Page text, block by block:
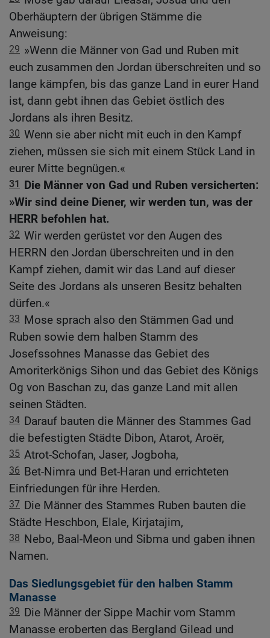
Oberhäuptern der übrigen Stämme die
Anweisung:
29 »Wenn die Männer von Gad und Ruben mit
euch zusammen den Jordan überschreiten und so
lange kämpfen, bis das ganze Land in eurer Hand
ist, dann gebt ihnen das Gebiet östlich des
Jordans als ihren Besitz.
30 Wenn sie aber nicht mit euch in den Kampf
ziehen, müssen sie sich mit einem Stück Land in
eurer Mitte begnügen.«
31
Die Männer von Gad und Ruben versicherten:
»Wir sind deine Diener, wir werden tun, was der
HERR befohlen hat.
32 Wir werden gerüstet vor den Augen des
HERRN den Jordan überschreiten und in den
Kampf ziehen, damit wir das Land auf dieser
Seite des Jordans als unseren Besitz behalten
dürfen.«
33 Mose sprach also den Stämmen Gad und
Ruben sowie dem halben Stamm des
Josefssohnes Manasse das Gebiet des
Amoriterkönigs Sihon und das Gebiet des Königs
Og von Baschan zu, das ganze Land mit allen
seinen Städten.
34 Darauf bauten die Männer des Stammes Gad
die befestigten Städte Dibon, Atarot, Aroër,
35 Atrot-Schofan, Jaser, Jogboha,
36 Bet-Nimra und Bet-Haran und errichteten
Einfriedungen für ihre Herden.
37 Die Männer des Stammes Ruben bauten die
Städte Heschbon, Elale, Kirjatajim,
38 Nebo, Baal-Meon und Sibma und gaben ihnen
Namen.
Das Siedlungsgebiet für den halben Stamm
Manasse
39 Die Männer der Sippe Machir vom Stamm
Manasse eroberten das Bergland Gilead und